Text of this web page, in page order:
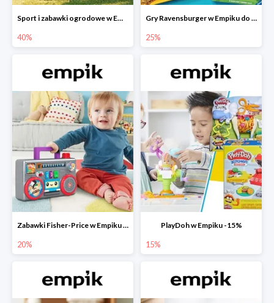
Sport i zabawki ogrodowe w Empiku do -40%
40%
Gry Ravensburger w Empiku do -25%
25%
Zabawki Fisher-Price w Empiku do -20%
20%
PlayDoh w Empiku -15%
15%